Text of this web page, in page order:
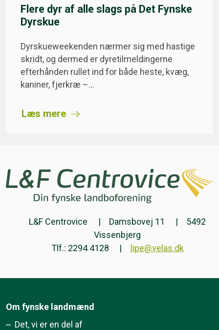
Flere dyr af alle slags på Det Fynske
Dyrskue
Dyrskueweekenden nærmer sig med hastige
skridt, og dermed er dyretilmeldingerne
efterhånden rullet ind for både heste, kvæg,
kaniner, fjerkræ –…
Læs mere
L&F Centrovice Damsbovej 11
5492
Vissenbjerg
Tlf.: 2294 4128
lipe@velas.dk
Om fynske landmænd
Det, vi er en del af